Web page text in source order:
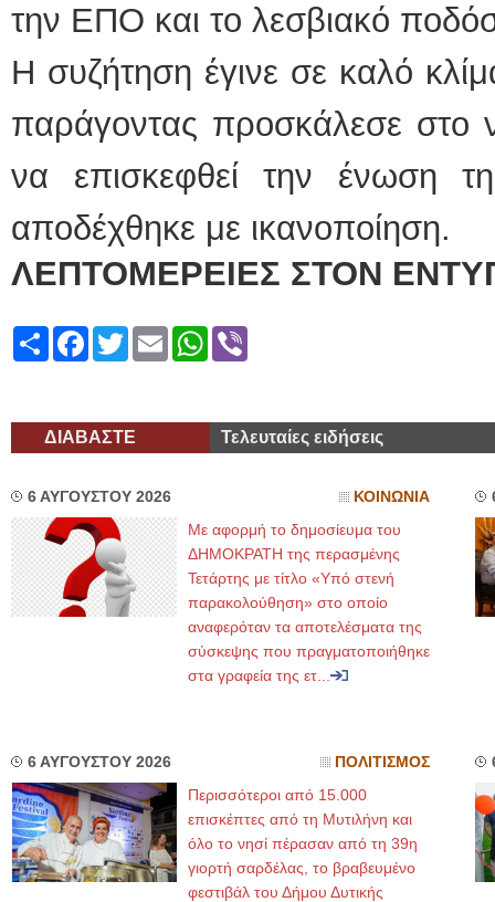
την ΕΠΟ και το λεσβιακό
Η συζήτηση έγινε σε καλό
παράγοντας προσκάλεσε
να επισκεφθεί την ένωση
αποδέχθηκε με ικανοποίηση.
ΛΕΠΤΟΜΕΡΕΙΕΣ ΣΤΟΝ
ShareFacebook
TwitterEmailWhatsApp
ΔΙΑΒΑΣΤΕ Τελευταίες ειδήσεις
6 ΑΥΓΟΥΣΤΟΥ 2026 ΚΟΙΝΩΝΙΑ
Με αφορμή το δημοσίευμα του
ΔΗΜΟΚΡΑΤΗ της περασμένης
Τετάρτης με τίτλο «Υπό στενή
παρακολούθηση» στο οποίο
αναφερόταν τα αποτελέσματα της
σύσκεψης που πραγματοποιήθηκε
στα γραφεία της ετ...
6 ΑΥΓΟΥΣΤΟΥ 2026 ΠΟΛΙΤΙΣΜΟΣ
Περισσότεροι από 15.000
επισκέπτες από τη Μυτιλήνη και
όλο το νησί πέρασαν από τη 39η
γιορτή σαρδέλας, το βραβευμένο
φεστιβάλ του Δήμου Δυτικής